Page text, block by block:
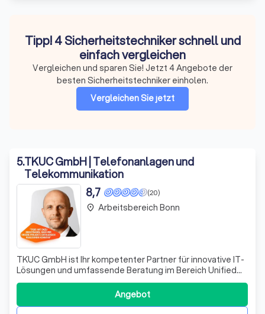
Tipp! 4 Sicherheitstechniker schnell und
einfach vergleichen
Vergleichen und sparen Sie! Jetzt 4 Angebote der
besten Sicherheitstechniker einholen.
Vergleichen Sie jetzt
5.TKUC GmbH | Telefonanlagen und
Telekommunikation
(20)
8,7
TKUC GmbH ist Ihr kompetenter Partner für innovative IT-
Lösungen und umfassende Beratung im Bereich Unified
Communications und Cloud-Services. Wir verstehen die
Herausforderungen moderner Unternehmen und bieten
maßgeschneiderte Lösungen, die auf Ihre spezifischen
Angebot
place Arbeitsbereich Bonn